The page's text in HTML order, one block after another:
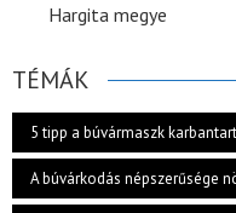
Hargita megye
TÉMÁK
5 tipp a búvármaszk
A búvárkodás népszerűsége